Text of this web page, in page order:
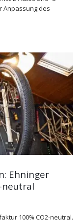
Anpassung des
Ehninger
neutral
100% CO2-neutral.